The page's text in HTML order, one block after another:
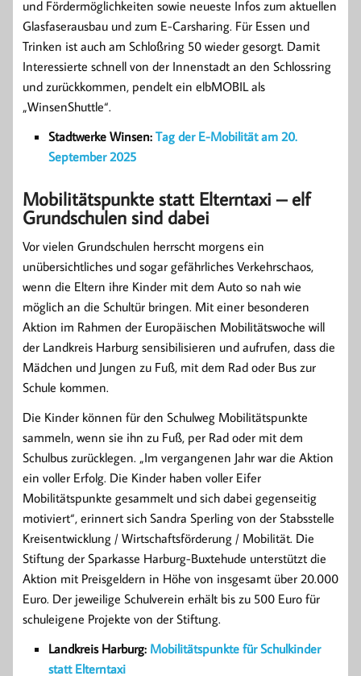
und Fördermöglichkeiten sowie neueste Infos zum aktuellen
Glasfaserausbau und zum E-Carsharing. Für Essen und
Trinken ist auch am Schloßring 50 wieder gesorgt. Damit
Interessierte schnell von der Innenstadt an den Schlossring
und zurückkommen, pendelt ein elbMOBIL als
„WinsenShuttle“.
Stadtwerke Winsen: Tag der E-Mobilität am 20.
September 2025
Mobilitätspunkte statt Elterntaxi – elf
Grundschulen sind dabei
Vor vielen Grundschulen herrscht morgens ein
unübersichtliches und sogar gefährliches Verkehrschaos,
wenn die Eltern ihre Kinder mit dem Auto so nah wie
möglich an die Schultür bringen. Mit einer besonderen
Aktion im Rahmen der Europäischen Mobilitätswoche will
der Landkreis Harburg sensibilisieren und aufrufen, dass die
Mädchen und Jungen zu Fuß, mit dem Rad oder Bus zur
Schule kommen.
Die Kinder können für den Schulweg Mobilitätspunkte
sammeln, wenn sie ihn zu Fuß, per Rad oder mit dem
Schulbus zurücklegen. „Im vergangenen Jahr war die Aktion
ein voller Erfolg. Die Kinder haben voller Eifer
Mobilitätspunkte gesammelt und sich dabei gegenseitig
motiviert“, erinnert sich Sandra Sperling von der Stabsstelle
Kreisentwicklung / Wirtschaftsförderung / Mobilität. Die
Stiftung der Sparkasse Harburg-Buxtehude unterstützt die
Aktion mit Preisgeldern in Höhe von insgesamt über 20.000
Euro. Der jeweilige Schulverein erhält bis zu 500 Euro für
schuleigene Projekte von der Stiftung.
Landkreis Harburg: Mobilitätspunkte für Schulkinder
statt Elterntaxi